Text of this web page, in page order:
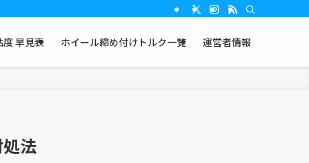
早見表 ホイール締め付けトルク一覧 運営者情報
法